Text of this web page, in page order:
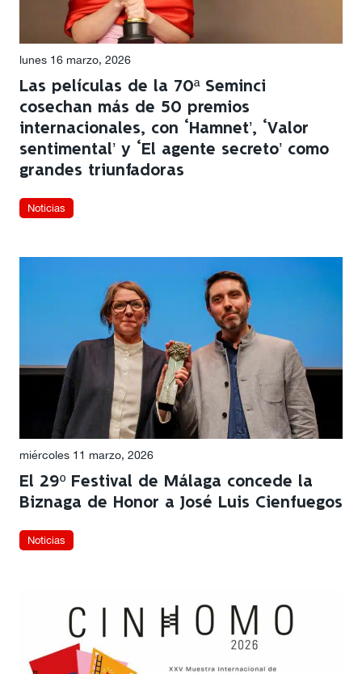
lunes 16 marzo, 2026
Las películas de la 70ª Seminci
cosechan más de 50 premios
internacionales, con ‘Hamnet’, ‘Valor
sentimental’ y ‘El agente secreto’ como
grandes triunfadoras
Noticias
miércoles 11 marzo, 2026
El 29º Festival de Málaga concede la
Biznaga de Honor a José Luis Cienfuegos
Noticias